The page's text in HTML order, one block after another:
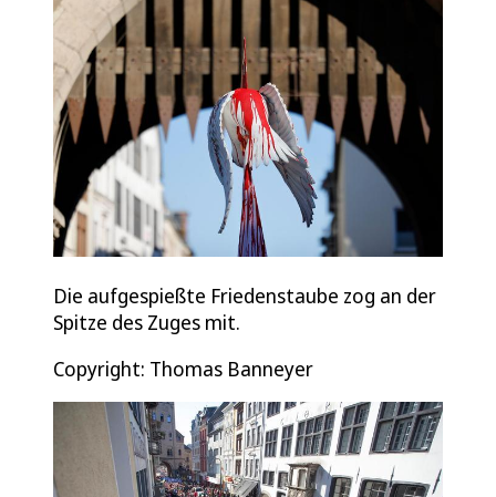
Die aufgespießte Friedenstaube zog an der
Spitze des Zuges mit.
Copyright: Thomas Banneyer